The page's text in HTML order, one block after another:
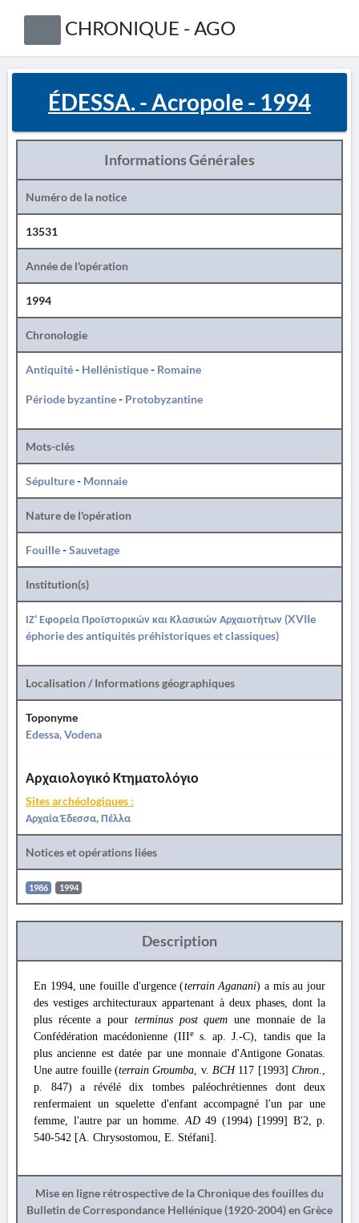
CHRONIQUE - AGO
ÉDESSA. - Acropole - 1994
Informations Générales
Numéro de la notice
13531
Année de l'opération
1994
Chronologie
Antiquité- Hellénistique- Romaine
Période byzantine- Protobyzantine
Mots-clés
Sépulture- Monnaie
Nature de l'opération
Fouille-Sauvetage
Institution(s)
ΙΖ' Εφορεία Προϊστορικών και Κλασικών Αρχαιοτήτων (XVIIe
éphorie des antiquités préhistoriques et classiques)
Localisation / Informations géographiques
Toponyme
Edessa, Vodena
Αρχαιολογικό Κτηματολόγιο
Sites archéologiques :
Αρχαία Έδεσσα, Πέλλα
Notices et opérations liées
1986 1994
Description
En 1994, une fouille d'urgence (terrain Aganani) a mis au jour
des vestiges architecturaux appartenant à deux phases, dont la
plus récente a pour terminus post quem une monnaie de la
Confédération macédonienne (IIIes. ap. J.-C), tandis que la
plus ancienne est datée par une monnaie d'Antigone Gonatas.
Une autre fouille (terrain Groumba, v.BCH117 [1993]Chron.,
p. 847) a révélé dix tombes paléochrétiennes dont deux
renfermaient un squelette d'enfant accompagné l'un par une
femme, l'autre par un homme.AD49 (1994) [1999] B'2, p.
540-542 [A. Chrysostomou, E. Stéfani].
Mise en ligne rétrospective de la Chronique des fouilles du
Bulletin de Correspondance Hellénique (1920-2004) en Grèce